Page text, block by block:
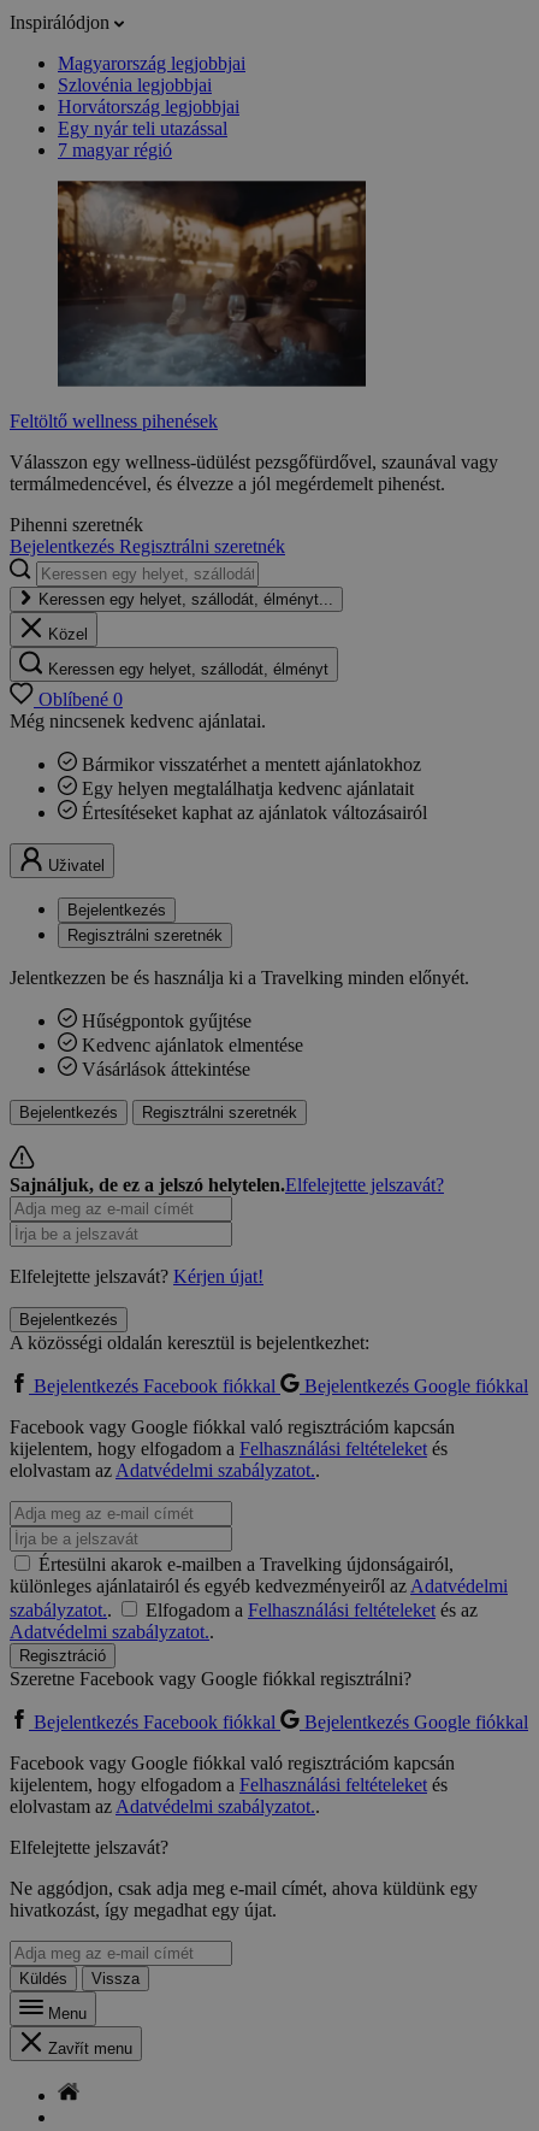
Inspirálódjon
Magyarország legjobbjai
Szlovénia legjobbjai
Horvátország legjobbjai
Egy nyár teli utazással
7 magyar régió
Feltöltő wellness pihenések
Válasszon egy wellness-üdülést pezsgőfürdővel, szaunával vagy
termálmedencével, és élvezze a jól megérdemelt pihenést.
Pihenni szeretnék
Bejelentkezés Regisztrálni szeretnék
Keressen egy helyet, szállodát, élményt...
Közel
Keressen egy helyet, szállodát, élményt
Oblíbené 0
Még nincsenek kedvenc ajánlatai.
Bármikor visszatérhet a mentett ajánlatokhoz
Egy helyen megtalálhatja kedvenc ajánlatait
Értesítéseket kaphat az ajánlatok változásairól
Uživatel
Bejelentkezés
Regisztrálni szeretnék
Jelentkezzen be és használja ki a Travelking minden előnyét.
Hűségpontok gyűjtése
Kedvenc ajánlatok elmentése
Vásárlások áttekintése
Bejelentkezés Regisztrálni szeretnék
Sajnáljuk, de ez a jelszó helytelen.Elfelejtette jelszavát?
Elfelejtette jelszavát? Kérjen újat!
Bejelentkezés
A közösségi oldalán keresztül is bejelentkezhet:
Bejelentkezés Facebook fiókkal
Bejelentkezés Google fiókkal
Facebook vagy Google fiókkal való regisztrációm kapcsán
kijelentem, hogy elfogadom a Felhasználási feltételeketés
elolvastam azAdatvédelmi szabályzatot..
Értesülni akarok e-mailben a Travelking újdonságairól,
különleges ajánlatairól és egyéb kedvezményeiről azAdatvédelmi
szabályzatot.. Elfogadom a Felhasználási feltételeketés az
Adatvédelmi szabályzatot..
Regisztráció
Szeretne Facebook vagy Google fiókkal regisztrálni?
Bejelentkezés Facebook fiókkal
Bejelentkezés Google fiókkal
Facebook vagy Google fiókkal való regisztrációm kapcsán
kijelentem, hogy elfogadom a Felhasználási feltételeketés
elolvastam azAdatvédelmi szabályzatot..
Elfelejtette jelszavát?
Ne aggódjon, csak adja meg e-mail címét, ahova küldünk egy
hivatkozást, így megadhat egy újat.
Küldés
Vissza
Menu
Zavřít menu